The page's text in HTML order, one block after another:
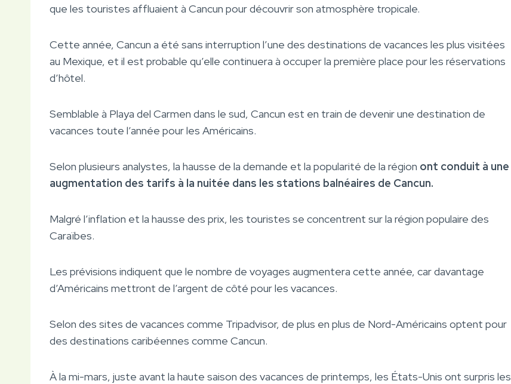
que les touristes affluaient à Cancun pour découvrir son atmosphère tropicale.
Cette année, Cancun a été sans interruption l’une des destinations de vacances les plus visitées
au Mexique, et il est probable qu’elle continuera à occuper la première place pour les réservations
d’hôtel.
Semblable à Playa del Carmen dans le sud, Cancun est en train de devenir une destination de
vacances toute l’année pour les Américains.
Selon plusieurs analystes, la hausse de la demande et la popularité de la région ont conduit à une
augmentation des tarifs à la nuitée dans les stations balnéaires de Cancun.
Malgré l’inflation et la hausse des prix, les touristes se concentrent sur la région populaire des
Caraïbes.
Les prévisions indiquent que le nombre de voyages augmentera cette année, car davantage
d’Américains mettront de l’argent de côté pour les vacances.
Selon des sites de vacances comme Tripadvisor, de plus en plus de Nord-Américains optent pour
des destinations caribéennes comme Cancun.
À la mi-mars, juste avant la haute saison des vacances de printemps, les États-Unis ont surpris les